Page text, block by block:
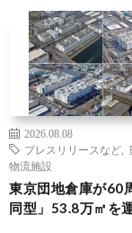
2026.08.08
プレスリリースなど
物流施設
東京団地倉庫が60
同型」53.8万㎡を